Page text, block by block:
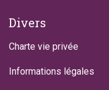
Divers
Charte vie privée
Informations légales